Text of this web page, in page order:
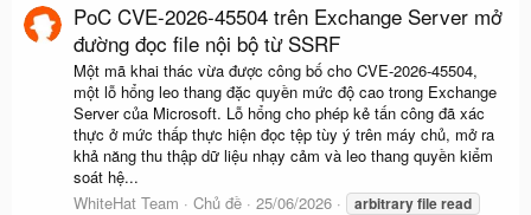
PoC CVE-2026-45504 trên Exchange Server mở
đường đọc file nội bộ từ SSRF
Một mã khai thác vừa được công bố cho CVE-2026-45504,
một lỗ hổng leo thang đặc quyền mức độ cao trong Exchange
Server của Microsoft. Lỗ hổng cho phép kẻ tấn công đã xác
thực ở mức thấp thực hiện đọc tệp tùy ý trên máy chủ, mở ra
khả năng thu thập dữ liệu nhạy cảm và leo thang quyền kiểm
soát hệ...
WhiteHat Team
Chủ đề 25/06/2026 arbitraryfileread